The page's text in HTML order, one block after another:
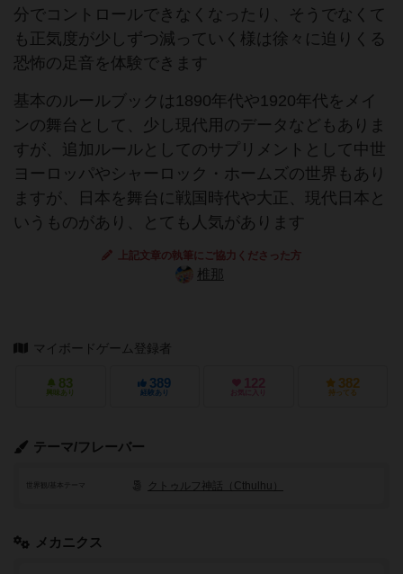
分でコントロールできなくなったり、そうでなくて
も正気度が少しずつ減っていく様は徐々に迫りくる
恐怖の足音を体験できます
基本のルールブックは1890年代や1920年代をメイ
ンの舞台として、少し現代用のデータなどもありま
すが、追加ルールとしてのサプリメントとして中世
ヨーロッパやシャーロック・ホームズの世界もあり
ますが、日本を舞台に戦国時代や大正、現代日本と
いうものがあり、とても人気があります
上記文章の執筆にご協力くださった方
椎那
マイボードゲーム登録者
83
興味あり
389
経験あり
122
お気に入り
382
持ってる
テーマ/フレーバー
世界観/基本テーマ クトゥルフ神話（Cthulhu）
メカニクス